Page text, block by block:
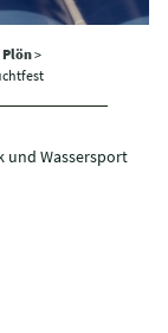
Plön>
und Wassersport